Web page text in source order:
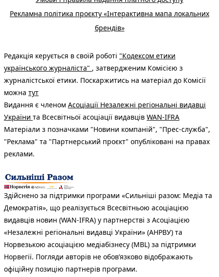
Рекламна політика проєкту «Інтерактивна мапа локальних
брендів»
Редакція керується в своїй роботі "Кодексом етики
українського журналіста" , затвердженим Комісією з
журналістської етики. Поскаржитись на матеріал до Комісії
можна тут
Видання є членом Асоціації Незалежні регіональні видавці
України та Всесвітньої асоціації видавців WAN-IFRA
Матеріали з позначками "Новини компаній", "Прес-служба",
"Реклама" та "Партнерський проєкт" опубліковані на правах
реклами.
Здійснено за підтримки програми «Сильніші разом: Медіа та
Демократія», що реалізується Всесвітньою асоціацією
видавців новин (WAN-IFRA) у партнерстві з Асоціацією
«Незалежні регіональні видавці України» (АНРВУ) та
Норвезькою асоціацією медіабізнесу (MBL) за підтримки
Норвегії. Погляди авторів не обов’язково відображають
офіційну позицію партнерів програми.